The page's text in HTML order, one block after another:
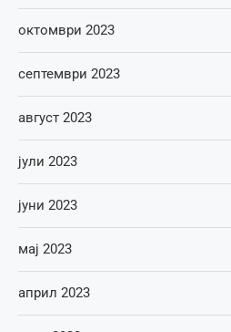
октомври 2023
септември 2023
август 2023
јули 2023
јуни 2023
мај 2023
април 2023